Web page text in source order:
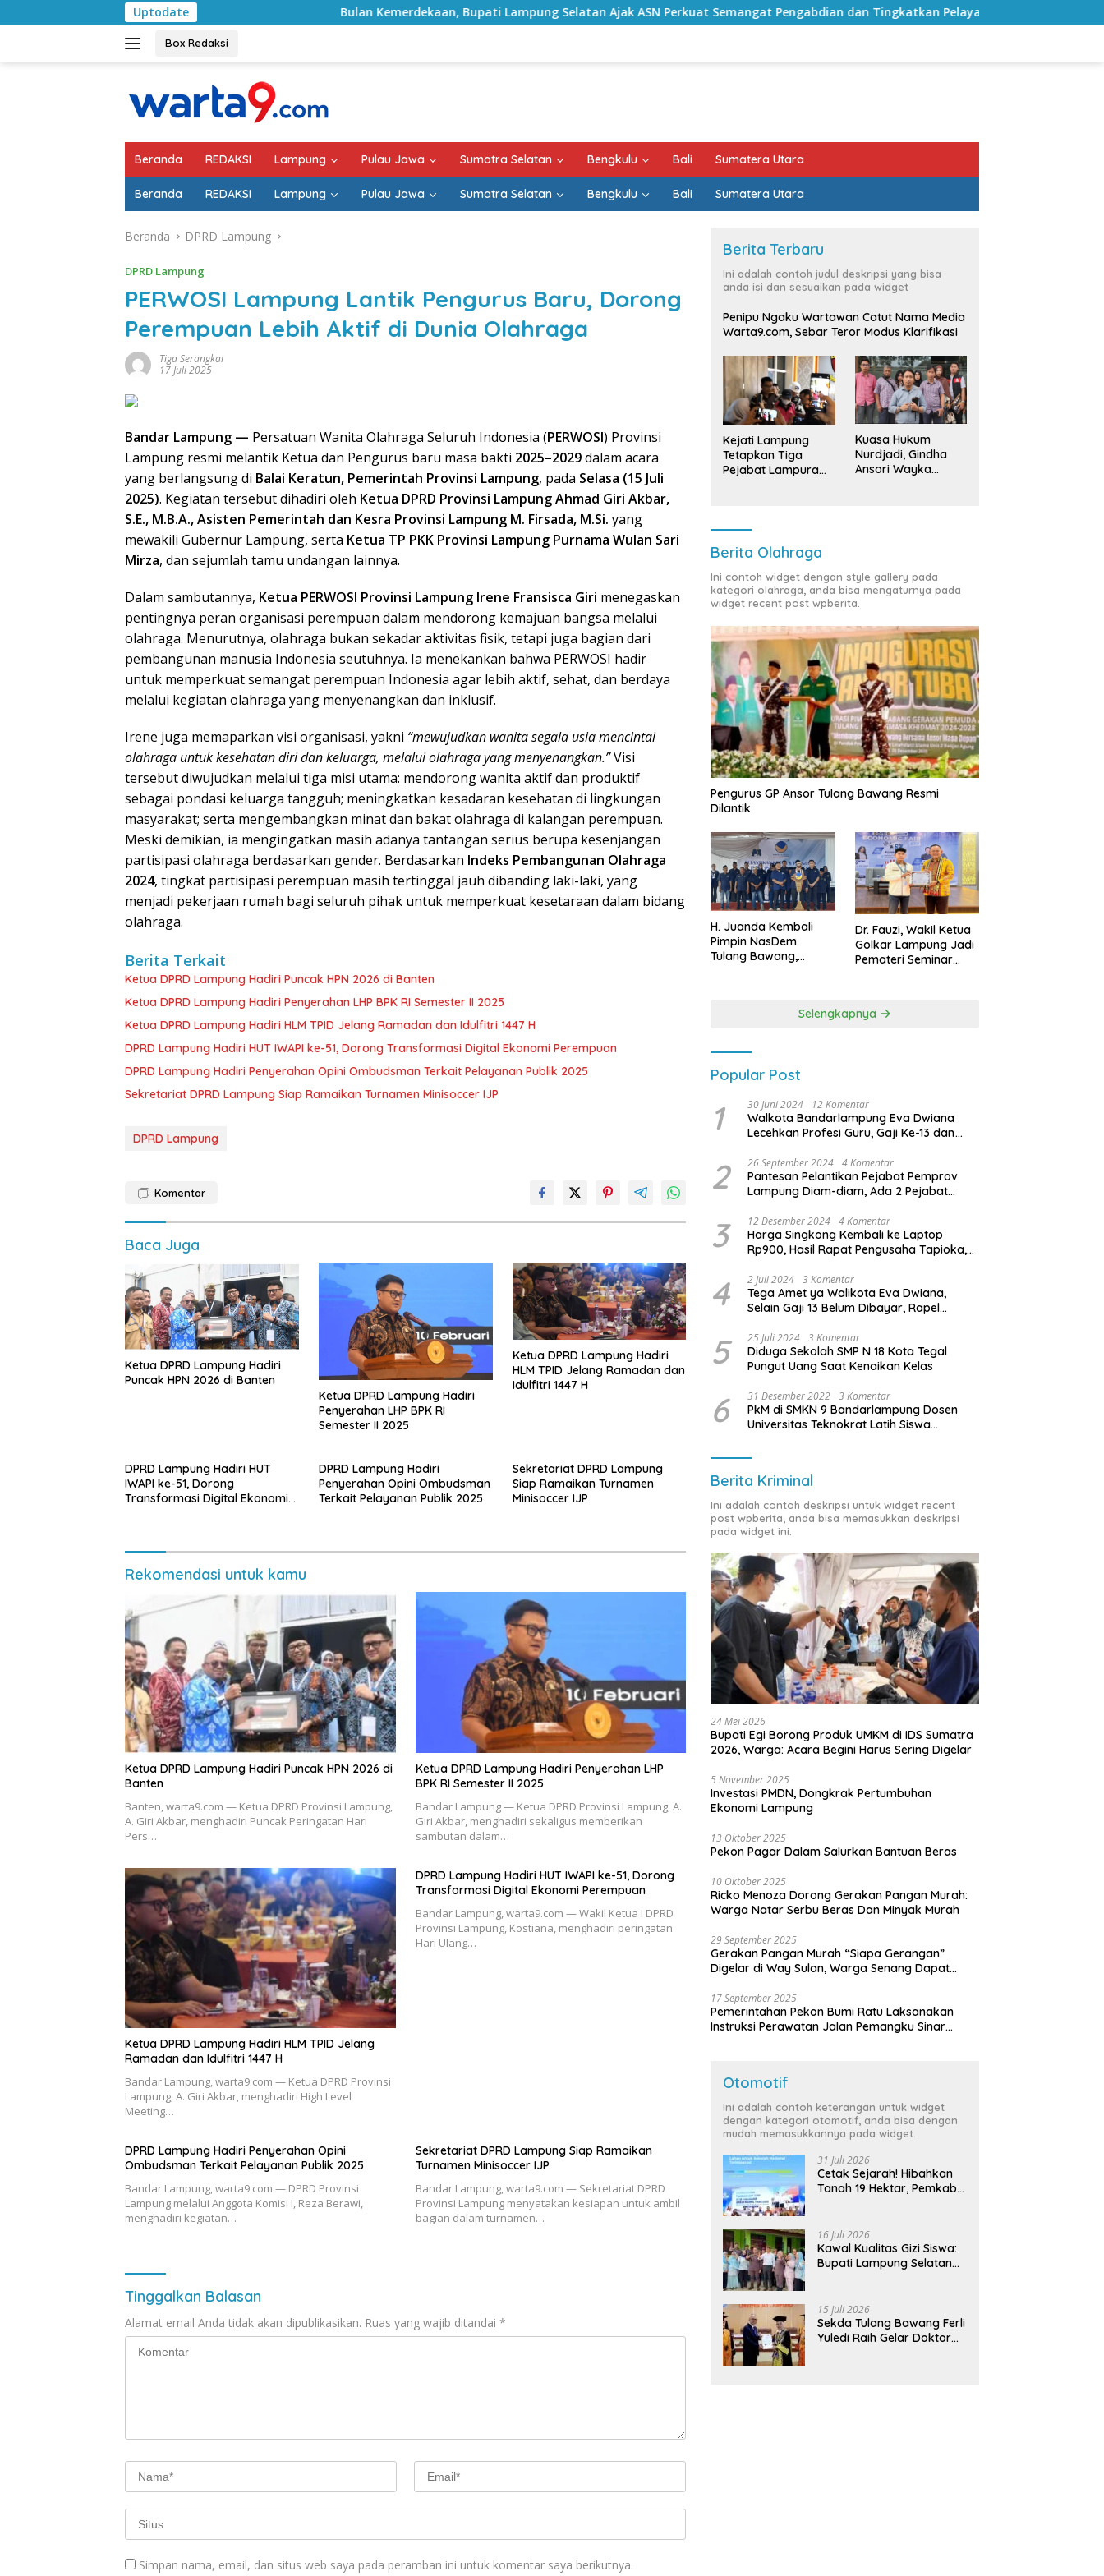
ke
Uptodate Bulan Kemerdekaan, Bupati Lampung Selatan Ajak ASN Perkuat Semangat Pengabdian dan Tingkatkan Pelayanan Publik
Box Redaksi
Beranda REDAKSI Lampung Pulau Jawa Sumatra Selatan Bengkulu Bali Sumatera Utara
Beranda REDAKSI Lampung Pulau Jawa Sumatra Selatan Bengkulu Bali Sumatera Utara
Beranda DPRD Lampung
DPRD Lampung
PERWOSI Lampung Lantik Pengurus Baru, Dorong
Perempuan Lebih Aktif di Dunia Olahraga
Tiga Serangkai
17 Juli 2025
Bandar Lampung — Persatuan Wanita Olahraga Seluruh Indonesia (PERWOSI) Provinsi
Lampung resmi melantik Ketua dan Pengurus baru masa bakti 2025–2029dalam acara
yang berlangsung di Balai Keratun, Pemerintah Provinsi Lampung, pada Selasa (15 Juli
2025). Kegiatan tersebut dihadiri oleh Ketua DPRD Provinsi Lampung Ahmad Giri Akbar,
S.E., M.B.A.,Asisten Pemerintah dan Kesra Provinsi Lampung M. Firsada, M.Si. yang
mewakili Gubernur Lampung, serta Ketua TP PKK Provinsi Lampung Purnama Wulan Sari
Mirza, dan sejumlah tamu undangan lainnya.
Dalam sambutannya, Ketua PERWOSI Provinsi Lampung Irene Fransisca Giri menegaskan
pentingnya peran organisasi perempuan dalam mendorong kemajuan bangsa melalui
olahraga. Menurutnya, olahraga bukan sekadar aktivitas fisik, tetapi juga bagian dari
pembangunan manusia Indonesia seutuhnya. Ia menekankan bahwa PERWOSI hadir
untuk memperkuat semangat perempuan Indonesia agar lebih aktif, sehat, dan berdaya
melalui kegiatan olahraga yang menyenangkan dan inklusif.
Irene juga memaparkan visi organisasi, yakni “mewujudkan wanita segala usia mencintai
olahraga untuk kesehatan diri dan keluarga, melalui olahraga yang menyenangkan.”Visi
tersebut diwujudkan melalui tiga misi utama: mendorong wanita aktif dan produktif
sebagai pondasi keluarga tangguh; meningkatkan kesadaran kesehatan di lingkungan
masyarakat; serta mengembangkan minat dan bakat olahraga di kalangan perempuan.
Meski demikian, ia mengingatkan masih adanya tantangan serius berupa kesenjangan
partisipasi olahraga berdasarkan gender. Berdasarkan Indeks Pembangunan Olahraga
2024, tingkat partisipasi perempuan masih tertinggal jauh dibanding laki-laki, yang
menjadi pekerjaan rumah bagi seluruh pihak untuk memperkuat kesetaraan dalam bidang
olahraga.
Berita Terkait
Ketua DPRD Lampung Hadiri Puncak HPN 2026 di Banten
Ketua DPRD Lampung Hadiri Penyerahan LHP BPK RI Semester II 2025
Ketua DPRD Lampung Hadiri HLM TPID Jelang Ramadan dan Idulfitri 1447 H
DPRD Lampung Hadiri HUT IWAPI ke-51, Dorong Transformasi Digital Ekonomi Perempuan
DPRD Lampung Hadiri Penyerahan Opini Ombudsman Terkait Pelayanan Publik 2025
Sekretariat DPRD Lampung Siap Ramaikan Turnamen Minisoccer IJP
DPRD Lampung
Komentar
Baca Juga
Ketua DPRD Lampung Hadiri
Puncak HPN 2026 di Banten
Ketua DPRD Lampung Hadiri
Penyerahan LHP BPK RI
Semester II 2025
Ketua DPRD Lampung Hadiri
HLM TPID Jelang Ramadan dan
Idulfitri 1447 H
DPRD Lampung Hadiri HUT
IWAPI ke-51, Dorong
Transformasi Digital Ekonomi
DPRD Lampung Hadiri
Penyerahan Opini Ombudsman
Terkait Pelayanan Publik 2025
Sekretariat DPRD Lampung
Siap Ramaikan Turnamen
Minisoccer IJP
Rekomendasi untuk kamu
Ketua DPRD Lampung Hadiri Puncak HPN 2026 di
Banten
Banten, warta9.com — Ketua DPRD Provinsi Lampung,
A. Giri Akbar, menghadiri Puncak Peringatan Hari
Pers…
Ketua DPRD Lampung Hadiri Penyerahan LHP
BPK RI Semester II 2025
Bandar Lampung — Ketua DPRD Provinsi Lampung, A.
Giri Akbar, menghadiri sekaligus memberikan
sambutan dalam…
Ketua DPRD Lampung Hadiri HLM TPID Jelang
Ramadan dan Idulfitri 1447 H
Bandar Lampung, warta9.com — Ketua DPRD Provinsi
Lampung, A. Giri Akbar, menghadiri High Level
Meeting…
DPRD Lampung Hadiri HUT IWAPI ke-51, Dorong
Transformasi Digital Ekonomi Perempuan
Bandar Lampung, warta9.com — Wakil Ketua I DPRD
Provinsi Lampung, Kostiana, menghadiri peringatan
Hari Ulang…
DPRD Lampung Hadiri Penyerahan Opini
Ombudsman Terkait Pelayanan Publik 2025
Bandar Lampung, warta9.com — DPRD Provinsi
Lampung melalui Anggota Komisi I, Reza Berawi,
menghadiri kegiatan…
Sekretariat DPRD Lampung Siap Ramaikan
Turnamen Minisoccer IJP
Bandar Lampung, warta9.com — Sekretariat DPRD
Provinsi Lampung menyatakan kesiapan untuk ambil
bagian dalam turnamen…
Tinggalkan Balasan
Alamat email Anda tidak akan dipublikasikan. Ruas yang wajib ditandai *
Simpan nama, email, dan situs web saya pada peramban ini untuk komentar saya berikutnya.
Berita Terbaru
Ini adalah contoh judul deskripsi yang bisa
anda isi dan sesuaikan pada widget
Penipu Ngaku Wartawan Catut Nama Media
Warta9.com, Sebar Teror Modus Klarifikasi
Kejati Lampung
Tetapkan Tiga
Pejabat Lampura
Kuasa Hukum
Nurdjadi, Gindha
Ansori Wayka
Berita Olahraga
Ini contoh widget dengan style gallery pada
kategori olahraga, anda bisa mengaturnya pada
widget recent post wpberita.
Pengurus GP Ansor Tulang Bawang Resmi
Dilantik
H. Juanda Kembali
Pimpin NasDem
Tulang Bawang,
Dr. Fauzi, Wakil Ketua
Golkar Lampung Jadi
Pemateri Seminar
Kebangsaan
Selengkapnya
Popular Post
1 30 Juni 2024 12 Komentar
Walkota Bandarlampung Eva Dwiana
Lecehkan Profesi Guru, Gaji Ke-13 dan
2 26 September 2024 4 Komentar
Pantesan Pelantikan Pejabat Pemprov
Lampung Diam-diam, Ada 2 Pejabat
3 12 Desember 2024 4 Komentar
Harga Singkong Kembali ke Laptop
Rp900, Hasil Rapat Pengusaha Tapioka,
Lampung
4 2 Juli 2024 3 Komentar
Tega Amet ya Walikota Eva Dwiana,
Selain Gaji 13 Belum Dibayar, Rapel
Dibayar
5 25 Juli 2024 3 Komentar
Diduga Sekolah SMP N 18 Kota Tegal
Pungut Uang Saat Kenaikan Kelas
6 31 Desember 2022 3 Komentar
PkM di SMKN 9 Bandarlampung Dosen
Universitas Teknokrat Latih Siswa
Berita Kriminal
Ini adalah contoh deskripsi untuk widget recent
post wpberita, anda bisa memasukkan deskripsi
pada widget ini.
24 Mei 2026
Bupati Egi Borong Produk UMKM di IDS Sumatra
2026, Warga: Acara Begini Harus Sering Digelar
5 November 2025
Investasi PMDN, Dongkrak Pertumbuhan
Ekonomi Lampung
13 Oktober 2025
Pekon Pagar Dalam Salurkan Bantuan Beras
10 Oktober 2025
Ricko Menoza Dorong Gerakan Pangan Murah:
Warga Natar Serbu Beras Dan Minyak Murah
29 September 2025
Gerakan Pangan Murah “Siapa Gerangan”
Digelar di Way Sulan, Warga Senang Dapat
17 September 2025
Pemerintahan Pekon Bumi Ratu Laksanakan
Instruksi Perawatan Jalan Pemangku Sinar
Otomotif
Ini adalah contoh keterangan untuk widget
dengan kategori otomotif, anda bisa dengan
mudah memasukkannya pada widget.
31 Juli 2026
Cetak Sejarah! Hibahkan
Tanah 19 Hektar, Pemkab
Terintegrasi Pertama di
Lampung
16 Juli 2026
Kawal Kualitas Gizi Siswa:
Bupati Lampung Selatan
Bergizi Gratis di Natar
15 Juli 2026
Sekda Tulang Bawang Ferli
Yuledi Raih Gelar Doktor